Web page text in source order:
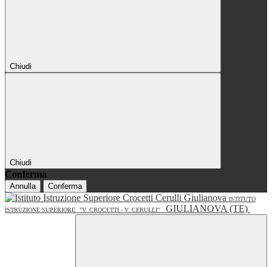
Chiudi
Chiudi
Conferma
Annulla Conferma
ISTITUTO
ISTRUZIONE SUPERIORE
"V. CROCETTI - V. CERULLI" GIULIANOVA (TE)